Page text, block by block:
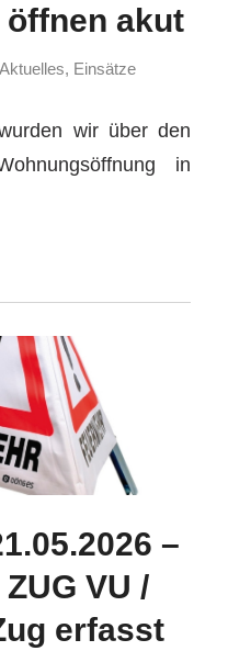
öffnen akut
Aktuelles, Einsätze
wir über den
in
–
VU /
erfasst